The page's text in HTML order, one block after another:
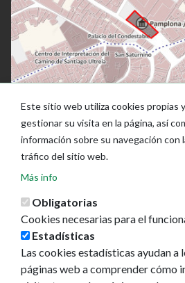
Ayuntamiento de Pamplona
Plaza Consistorial, s/n
Este sitio web utiliza cookies propias
gestionar su visita en la página, así
información sobre su navegación con
tráfico del sitio web.
Más info
Obligatorias
Cookies necesarias para el
Estadísticas
Las cookies estadísticas ayudan a
páginas web a comprender cómo